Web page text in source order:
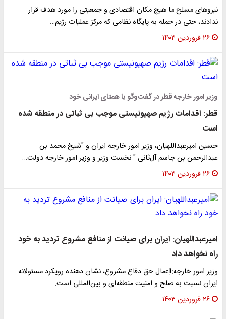
نیروهای مسلح ما هیچ مکان اقتصادی و جمعیتی را مورد هدف قرار
ندادند، حتی در حمله به پایگاه نظامی که مرکز عملیات رژیم…
۲۶ فروردین ۱۴۰۳
وزیر امور خارجه قطر در گفت‌وگو با همتای ایرانی خود
قطر: اقدامات رژیم صهیونیستی موجب بی ثباتی در منطقه شده
است
حسین امیرعبداللهیان، وزیر امور خارجه ایران و "شیخ محمد بن
عبدالرحمن بن جاسم آل‌ثانی " نخست وزیر و وزیر امور خارجه دولت…
۲۶ فروردین ۱۴۰۳
امیرعبداللهیان: ایران برای صیانت از منافع مشروع تردید به خود
راه نخواهد داد
وزیر امور خارجه:اِعمال حق دفاع مشروع، نشان دهنده رویکرد مسئولانه
ایران نسبت به صلح و امنیت منطقه‌ای و بین‌المللی است.
۲۶ فروردین ۱۴۰۳